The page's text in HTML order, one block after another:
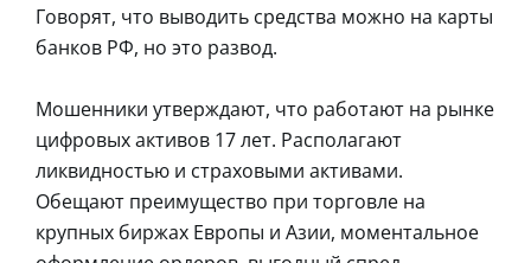
Говорят, что выводить средства можно на карты
банков РФ, но это развод.
Мошенники утверждают, что работают на рынке
цифровых активов 17 лет. Располагают
ликвидностью и страховыми активами.
Обещают преимущество при торговле на
крупных биржах Европы и Азии, моментальное